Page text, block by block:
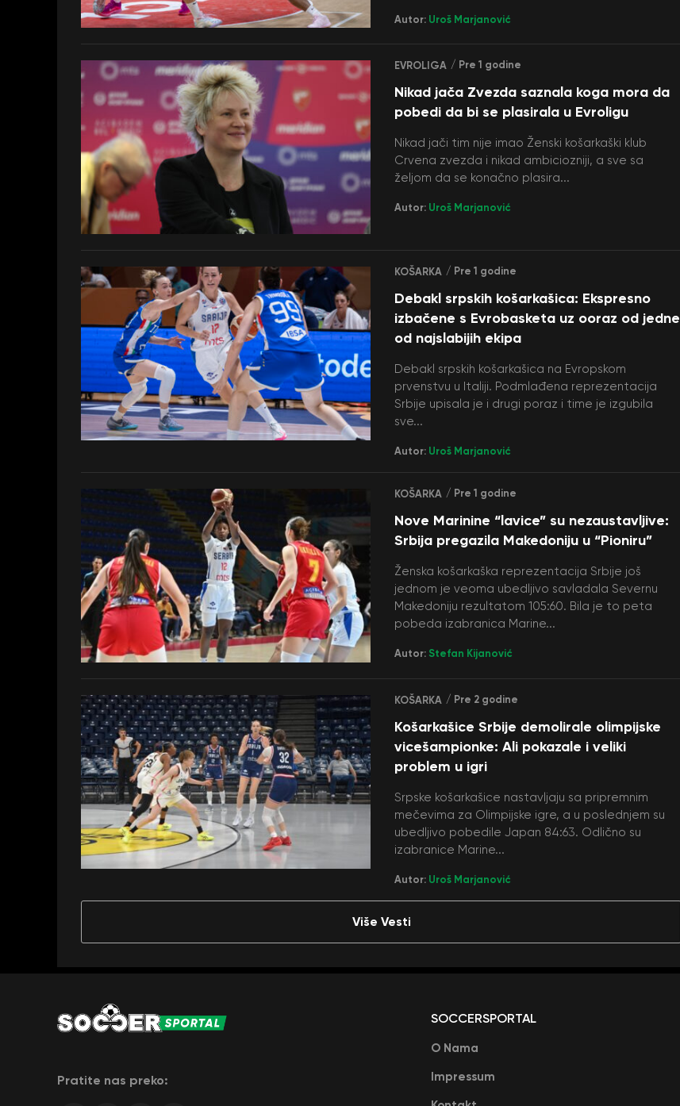
Autor: Uroš Marjanović
EVROLIGA / Pre 1 godine
Nikad jača Zvezda saznala koga mora da
pobedi da bi se plasirala u Evroligu
Nikad jači tim nije imao Ženski košarkaški klub
Crvena zvezda i nikad ambiciozniji, a sve sa
željom da se konačno plasira...
Autor: Uroš Marjanović
KOŠARKA / Pre 1 godine
Debakl srpskih košarkašica: Ekspresno
izbačene s Evrobasketa uz ooraz od jedne
od najslabijih ekipa
Debakl srpskih košarkašica na Evropskom
prvenstvu u Italiji. Podmlađena reprezentacija
Srbije upisala je i drugi poraz i time je izgubila
sve...
Autor: Uroš Marjanović
KOŠARKA / Pre 1 godine
Nove Marinine “lavice” su nezaustavljive:
Srbija pregazila Makedoniju u “Pioniru”
Ženska košarkaška reprezentacija Srbije još
jednom je veoma ubedljivo savladala Severnu
Makedoniju rezultatom 105:60. Bila je to peta
pobeda izabranica Marine...
Autor: Stefan Kijanović
KOŠARKA / Pre 2 godine
Košarkašice Srbije demolirale olimpijske
vicešampionke: Ali pokazale i veliki
problem u igri
Srpske košarkašice nastavljaju sa pripremnim
mečevima za Olimpijske igre, a u poslednjem su
ubedljivo pobedile Japan 84:63. Odlično su
izabranice Marine...
Autor: Uroš Marjanović
Više Vesti
Pratite nas preko:
SOCCERSPORTAL
O Nama
Impressum